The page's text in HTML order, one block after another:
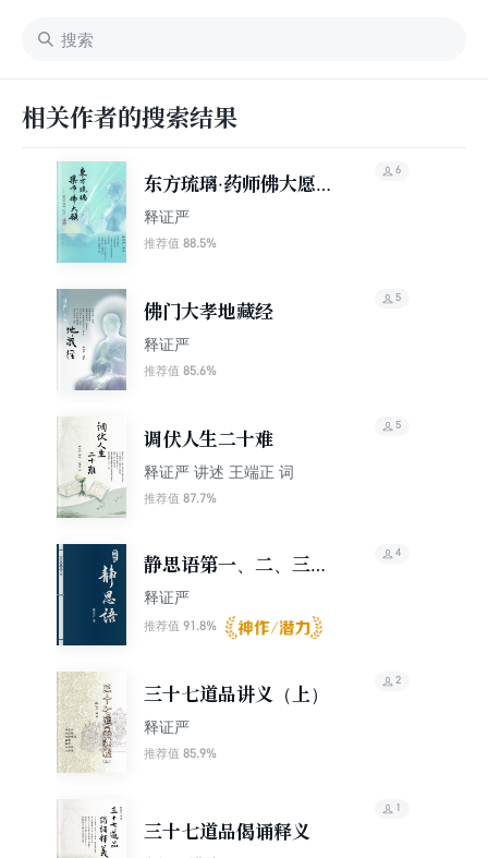
相关作者的搜索结果
东方琉璃·药师佛大愿：
《药师经》讲记（上下
卷）
释证严
推荐值 88.5%
6
佛门大孝地藏经
释证严
推荐值 85.6%
5
调伏人生二十难
释证严 讲述 王端正 词
推荐值 87.7%
5
静思语第一、二、三合
集（典藏版）
释证严
推荐值 91.8%
4
三十七道品讲义（上）
释证严
推荐值 85.9%
2
三十七道品偈诵释义
1